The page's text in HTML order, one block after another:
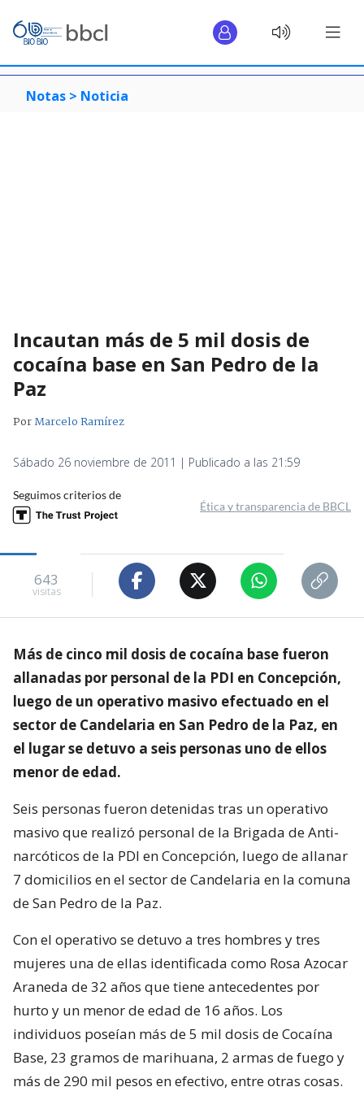
Notas > Noticia
Incautan más de 5 mil dosis de
cocaína base en San Pedro de la
Paz
PorMarcelo Ramírez
Sábado 26 noviembre de 2011 | Publicado a las 21:59
Seguimos criterios de
Ética y transparencia de BBCL
643
visitas
Más de cinco mil dosis de cocaína base fueron
allanadas por personal de la PDI en Concepción,
luego de un operativo masivo efectuado en el
sector de Candelaria en San Pedro de la Paz, en
el lugar se detuvo a seis personas uno de ellos
menor de edad.
Seis personas fueron detenidas tras un operativo
masivo que realizó personal de la Brigada de Anti-
narcóticos de la PDI en Concepción, luego de allanar
7 domicilios en el sector de Candelaria en la comuna
de San Pedro de la Paz.
Con el operativo se detuvo a tres hombres y tres
mujeres una de ellas identificada como Rosa Azocar
Araneda de 32 años que tiene antecedentes por
hurto y un menor de edad de 16 años. Los
individuos poseían más de 5 mil dosis de Cocaína
Base, 23 gramos de marihuana, 2 armas de fuego y
más de 290 mil pesos en efectivo, entre otras cosas.